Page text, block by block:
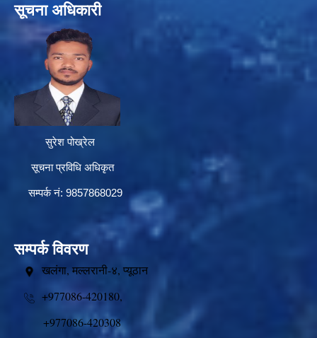
सूचना अधिकारी
सुरेश पोख्रेल
सूचना प्रविधि अधिकृत
सम्पर्क नं: 9857868029
सम्पर्क विवरण
खलंगा, मल्लरानी-४, प्यूठान
+977086-420180,
+977086-420308